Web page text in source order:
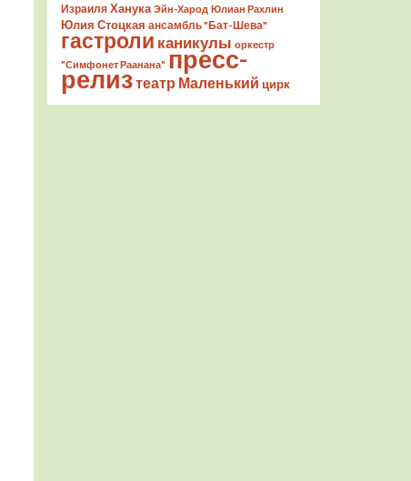
Израиля Ханука Эйн-Харод Юлиан Рахлин
Юлия Стоцкая ансамбль "Бат-Шева"
гастроли каникулы оркестр
"Симфонет Раанана" пресс-
релизтеатр Маленький цирк